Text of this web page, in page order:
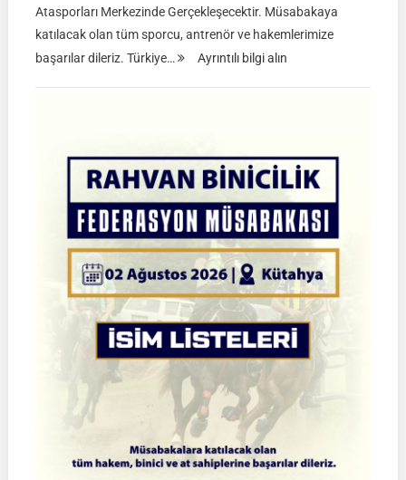
Atasporları Merkezinde Gerçekleşecektir. Müsabakaya
katılacak olan tüm sporcu, antrenör ve hakemlerimize
başarılar dileriz. Türkiye…
Ayrıntılı bilgi alın:
Türkiye
Şampiyonası
Yarı
Final
Müsabakaları
|
08-
09
2026
İSTANBUL